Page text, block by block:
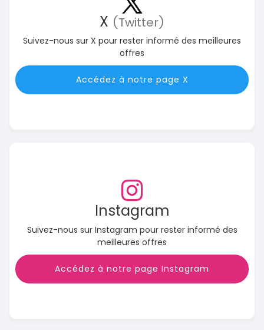
X (Twitter)
Suivez-nous sur X pour rester informé des meilleures
offres
Accédez à notre page X
Instagram
Suivez-nous sur Instagram pour rester informé des
meilleures offres
Accédez à notre page Instagram